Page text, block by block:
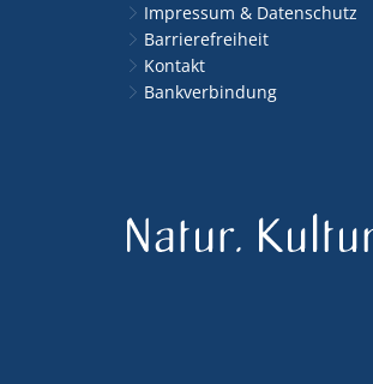
Impressum & Datenschutz
Barrierefreiheit
Kontakt
Bankverbindung